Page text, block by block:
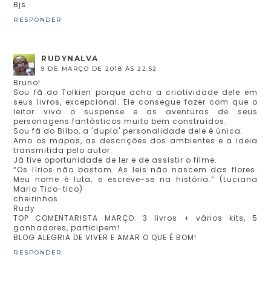
Bjs
RESPONDER
RUDYNALVA
9 DE MARÇO DE 2018 ÀS 22:52
Bruno!
Sou fã do Tolkien porque acho a criatividade dele em
seus livros, excepcional. Ele consegue fazer com que o
leitor viva o suspense e as aventuras de seus
personagens fantásticos muito bem construídos.
Sou fã do Bilbo, a 'dupla' personalidade dele é única.
Amo os mapas, as descrições dos ambientes e a ideia
transmitida pelo autor.
Já tive oportunidade de ler e de assistir o filme.
“Os lírios não bastam. As leis não nascem das flores.
Meu nome é luta, e escreve-se na história.” (Luciana
Maria Tico-tico)
cheirinhos
Rudy
TOP COMENTARISTA MARÇO: 3 livros + vários kits, 5
ganhadores, participem!
BLOG ALEGRIA DE VIVER E AMAR O QUE É BOM!
RESPONDER